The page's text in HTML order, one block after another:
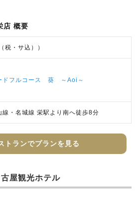
店 概要
税・サ込））
ドフルコース 葵 ～Aoi～
線・名城線 栄駅より南へ徒歩8分
トランでプランを見る
屋観光ホテル